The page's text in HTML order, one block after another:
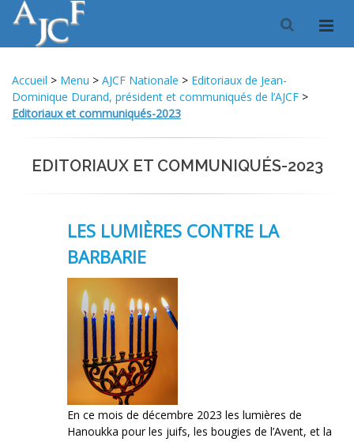
Accueil > Menu > AJCF Nationale > Editoriaux de Jean-
Dominique Durand, président et communiqués de l’AJCF >
Editoriaux et communiqués-2023
EDITORIAUX ET COMMUNIQUÉS-2023
LES LUMIÈRES CONTRE LA
BARBARIE
En ce mois de décembre 2023 les lumières de
Hanoukka pour les juifs, les bougies de l’Avent, et la